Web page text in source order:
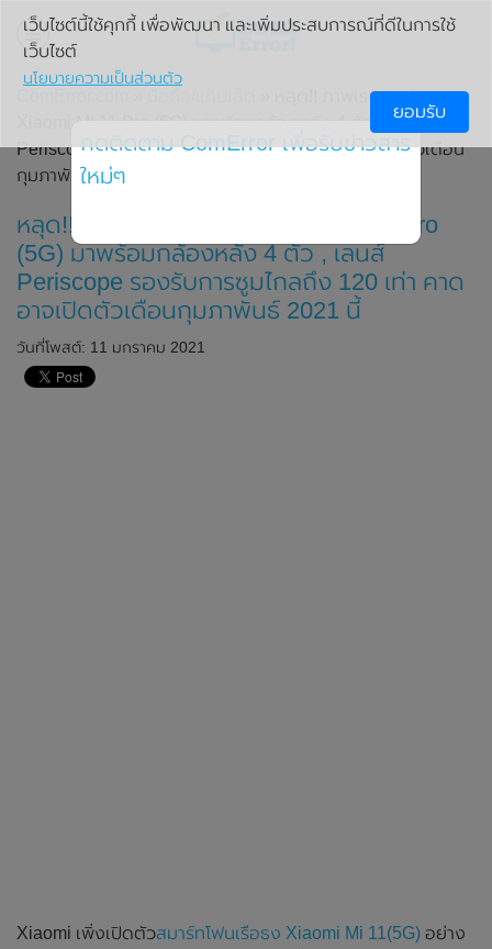
» หลุด!! ภาพเรนเดอร์ของ
Xiaomi Mi 11 Pro (5G) มาพร้อมกล้องหลัง 4 ตัว , เลนส์
Periscope รองรับการซูมไกลถึง 120 เท่า คาดอาจเปิดตัวเดือน
กุมภาพันธ์ 2021 นี้
หลุด!! ภาพเรนเดอร์ของ Xiaomi Mi 11 Pro
(5G) มาพร้อมกล้องหลัง 4 ตัว , เลนส์
Periscope รองรับการซูมไกลถึง 120 เท่า คาด
อาจเปิดตัวเดือนกุมภาพันธ์ 2021 นี้
วันที่โพสต์: 11 มกราคม 2021
Xiaomi เพิ่งเปิดตัวสมาร์ทโฟนเรือธง Xiaomi Mi 11(5G) อย่าง
เว็บไซต์นี้ใช้คุกกี้ เพื่อพัฒนา และเพิ่มประสบการณ์ที่ดีในการใช้
เว็บไซต์
นโยบายความเป็นส่วนตัว
ยอมรับ
กดติดตาม ComError เพื่อรับข่าวสาร
ใหม่ๆ